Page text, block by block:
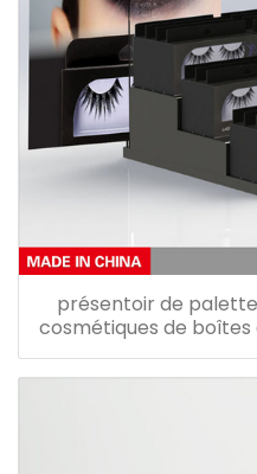
présentoir de
cosmétiques de